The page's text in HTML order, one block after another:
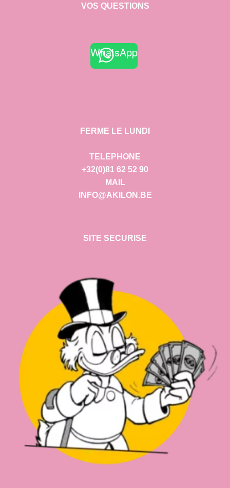
VOS QUESTIONS
WhatsApp
FERME LE LUNDI
TELEPHONE
+32(0)81 62 52 90
MAIL
INFO@AKILON.BE
SITE SECURISE